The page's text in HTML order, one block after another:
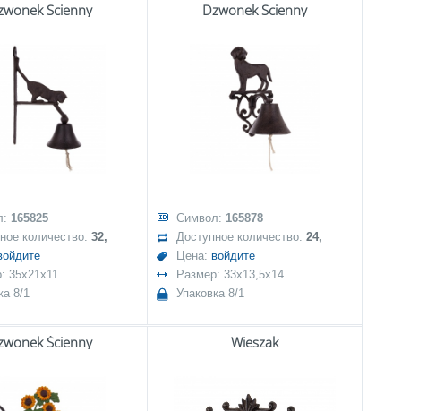
Ścienny
165825
количество: 32,
35x21x11
8/1
Dzwonek Ścienny
Символ: 165878
Доступное количество: 24,
Цена: войдите
Размер: 33x13,5x14
Упаковка 8/1
Ścienny Wieszak